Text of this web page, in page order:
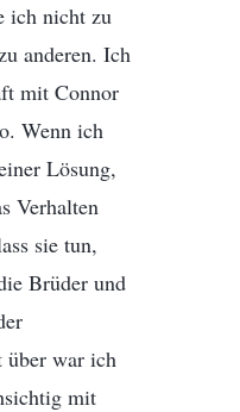
ich nicht zu
anderen. Ich
mit Connor
Wenn ich
Lösung,
Verhalten
sie tun,
Brüder und
über war ich
mit